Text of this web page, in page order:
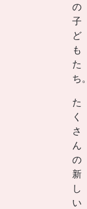
の
子
ど
も
た
ち
た
く
さ
ん
の
新
し
い